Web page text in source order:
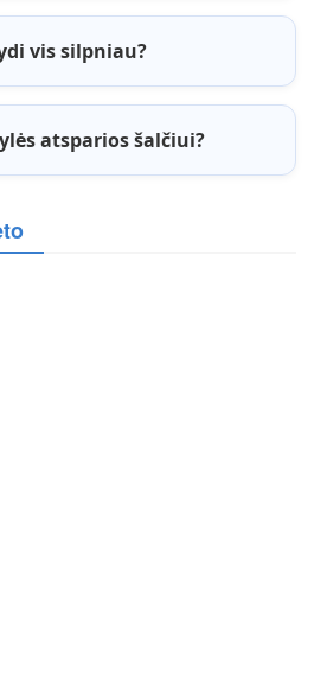
vis silpniau?
atsparios šalčiui?